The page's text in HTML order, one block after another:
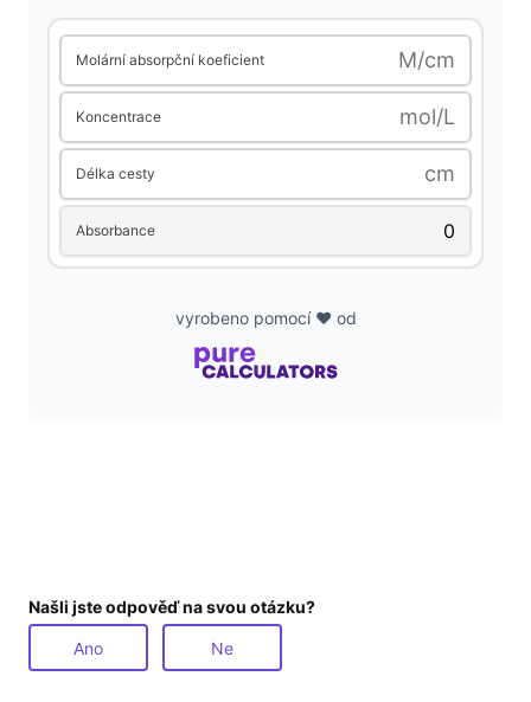
V
i
o
Molární absorpční koeficient M/cm
Koncentrace mol/L
Délka cesty cm
Absorbance
vyrobeno pomocí ❤️ od
Našli jste odpověď na svou otázku?
Ano Ne